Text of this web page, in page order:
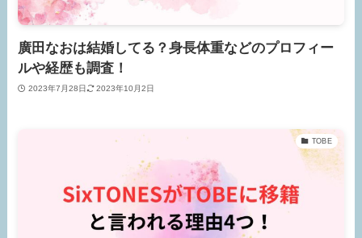
廣田なおは結婚してる？身長体重などのプロフィー
ルや経歴も調査！
2023年7月28日 2023年10月2日
TOBE